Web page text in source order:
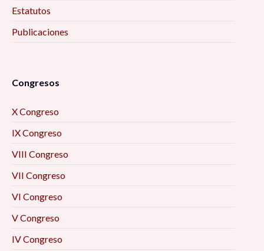
Estatutos
Publicaciones
Congresos
X Congreso
IX Congreso
VIII Congreso
VII Congreso
VI Congreso
V Congreso
IV Congreso